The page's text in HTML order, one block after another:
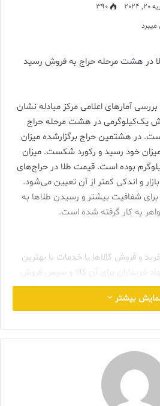
2024
390
آمارهای اعلامی مرکز مبادله نشان
به امروز ۳۹۷ شمش یک‌کیلوگرمی در هشت مرحله حراج
در هشتمین حراج برگزارشده میزان
خود رسید و رکورد شکست. میزان
طلا در این حراج ۱۲۴کیلوگرم بوده است. قیمت طلا در حراج‌های
و اندکی کمتر از آن تعیین می‌شود.
شفافیت بیشتر و رسیدن طلاها به
به کار گرفته شده است.
و فروش کالاها یا خدمات با بهترین
خریداران برای آن کالا و سپس فروش
می‌شود. در این روش شرکت‌کنندگان
و هر پیشنهاد جدید بالاتر از پیشنهاد
کلکسیون‌های کمیاب،
نیز از این نوع حراج باشد. نخستین
مرحله از حراج حضوری شمش‌های طلا در 27 دی‌ماه سال جاری در مرکز
طلا کاربرد‌‌های مختلفی برای
بیشتر